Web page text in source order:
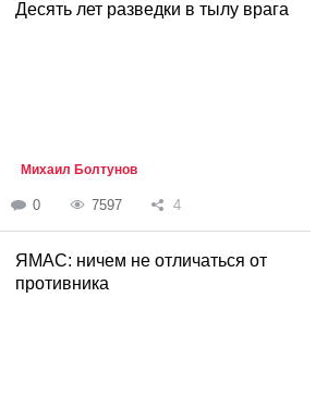
Десять лет разведки в тылу врага
Михаил Болтунов
0 7597 4
ЯМАС: ничем не отличаться от
противника